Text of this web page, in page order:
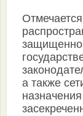
а также